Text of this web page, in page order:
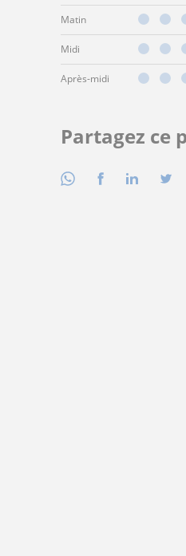
Matin
Midi
Après-midi
Partagez ce